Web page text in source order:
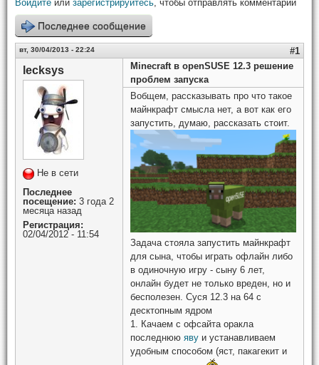
Войдите или зарегистрируйтесь, чтобы отправлять комментарии
Последнее сообщение
вт, 30/04/2013 - 22:24 #1
lecksys
Не в сети
Последнее
посещение: 3 года 2
месяца назад
Регистрация:
02/04/2012 - 11:54
Minecraft в openSUSE 12.3 решение
проблем запуска
Вобщем, рассказывать про что такое
майнкрафт смысла нет, а вот как его
запустить, думаю, рассказать стоит.
Задача стояла запустить майнкрафт
для сына, чтобы играть офлайн либо
в одиночную игру - сыну 6 лет,
онлайн будет не только вреден, но и
бесполезен. Суся 12.3 на 64 с
десктопным ядром
1. Качаем с офсайта оракла
последнюю яву и устанавливаем
удобным способом (яст, пакагекит и